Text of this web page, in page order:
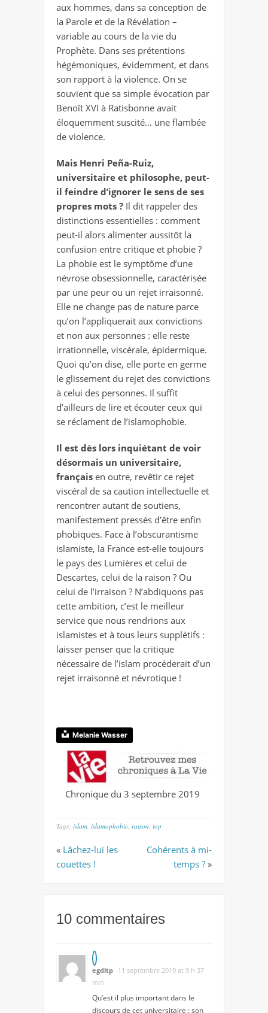
aux hommes, dans sa conception de
la Parole et de la Révélation –
variable au cours de la vie du
Prophète. Dans ses prétentions
hégémoniques, évidemment, et dans
son rapport à la violence. On se
souvient que sa simple évocation par
Benoît XVI à Ratisbonne avait
éloquemment suscité… une flambée
de violence.
Mais Henri Peña-Ruiz,
universitaire et philosophe, peut-
il feindre d’ignorer le sens de ses
propres mots ? Il dit rappeler des
distinctions essentielles : comment
peut-il alors alimenter aussitôt la
confusion entre critique et phobie ?
La phobie est le symptôme d’une
névrose obsessionnelle, caractérisée
par une peur ou un rejet irraisonné.
Elle ne change pas de nature parce
qu’on l’appliquerait aux convictions
et non aux personnes : elle reste
irrationnelle, viscérale, épidermique.
Quoi qu’on dise, elle porte en germe
le glissement du rejet des convictions
à celui des personnes. Il suffit
d’ailleurs de lire et écouter ceux qui
se réclament de l’islamophobie.
Il est dès lors inquiétant de voir
désormais un universitaire,
français en outre, revêtir ce rejet
viscéral de sa caution intellectuelle et
rencontrer autant de soutiens,
manifestement pressés d’être enfin
phobiques. Face à l’obscurantisme
islamiste, la France est-elle toujours
le pays des Lumières et celui de
Descartes, celui de la raison ? Ou
celui de l’irraison ? N’abdiquons pas
cette ambition, c’est le meilleur
service que nous rendrions aux
islamistes et à tous leurs supplétifs :
laisser penser que la critique
nécessaire de l’islam procéderait d’un
rejet irraisonné et névrotique !
Melanie Wasser
Chronique du 3 septembre 2019
Tags: islam islamophobie raison top
« Lâchez-lui les
couettes !
Cohérents à mi-
temps ? »
10 commentaires
egdltp 11 septembre 2019 at 9 h 37
min
Qu’est il plus important dans le
discours de cet universitaire : son